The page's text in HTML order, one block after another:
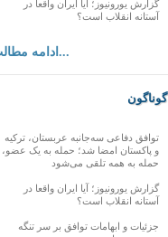
گزارش یورونیوز؛ آیا ایران واقعا در
آستانه انقلاب است؟
ادامه مطالب...
گوناگون
توافق دفاعی سه‌جانبه عربستان، ترکیه
و پاکستان امضا شد؛ حمله به یک عضو،
حمله به همه تلقی می‌شود
گزارش یورونیوز؛ آیا ایران واقعا در
آستانه انقلاب است؟
جزئیات و ابهامات توافق بر سر تنگه